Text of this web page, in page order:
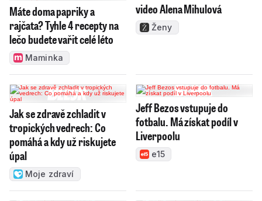
Máte doma papriky a
rajčata? Tyhle 4 recepty na
lečo budete vařit celé léto
Maminka
video Alena Mihulová
Ženy
Jak se zdravě zchladit v
tropických vedrech: Co
pomáhá a kdy už riskujete
úpal
Moje zdraví
Jeff Bezos vstupuje do
fotbalu. Má získat podíl v
Liverpoolu
e15